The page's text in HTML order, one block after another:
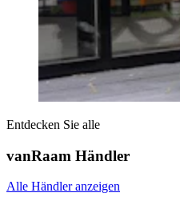
Entdecken Sie alle
vanRaam Händler
Alle Händler anzeigen